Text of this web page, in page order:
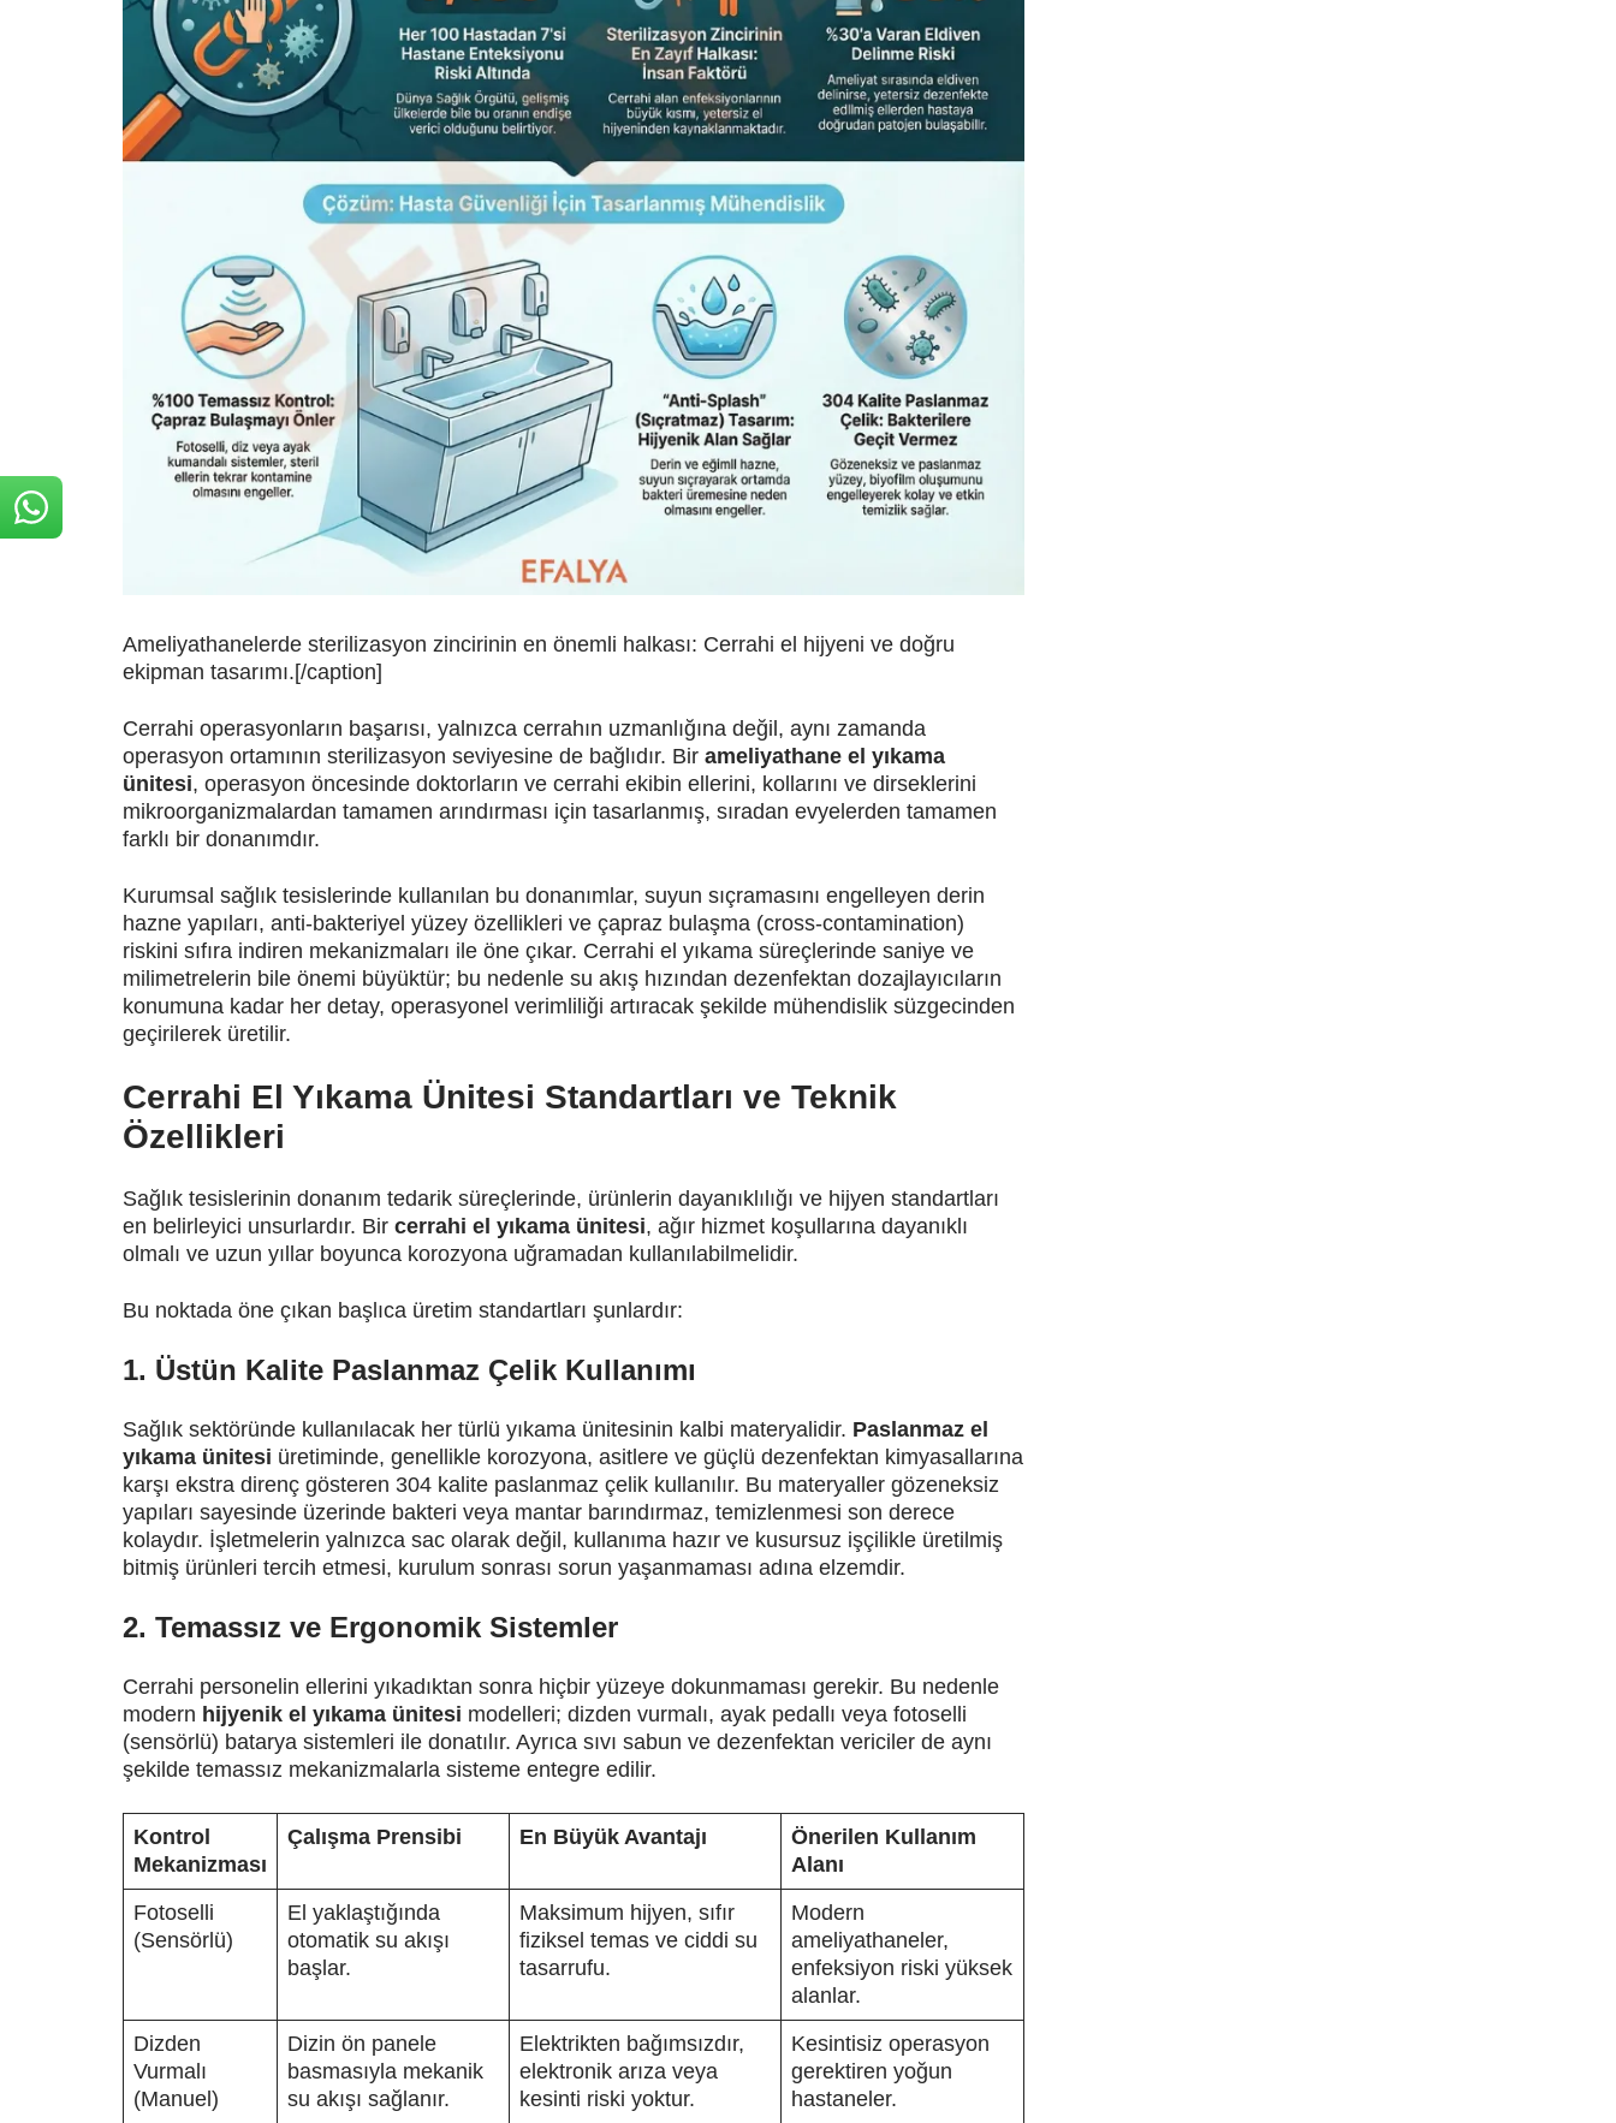
Ameliyathanelerde sterilizasyon zincirinin en önemli halkası: Cerrahi el hijyeni ve doğru
ekipman tasarımı.[/caption]
Cerrahi operasyonların başarısı, yalnızca cerrahın uzmanlığına değil, aynı zamanda
operasyon ortamının sterilizasyon seviyesine de bağlıdır. Bir ameliyathane el yıkama
ünitesi, operasyon öncesinde doktorların ve cerrahi ekibin ellerini, kollarını ve dirseklerini
mikroorganizmalardan tamamen arındırması için tasarlanmış, sıradan evyelerden tamamen
farklı bir donanımdır.
Kurumsal sağlık tesislerinde kullanılan bu donanımlar, suyun sıçramasını engelleyen derin
hazne yapıları, anti-bakteriyel yüzey özellikleri ve çapraz bulaşma (cross-contamination)
riskini sıfıra indiren mekanizmaları ile öne çıkar. Cerrahi el yıkama süreçlerinde saniye ve
milimetrelerin bile önemi büyüktür; bu nedenle su akış hızından dezenfektan dozajlayıcıların
konumuna kadar her detay, operasyonel verimliliği artıracak şekilde mühendislik süzgecinden
geçirilerek üretilir.
Cerrahi El Yıkama Ünitesi Standartları ve Teknik
Özellikleri
Sağlık tesislerinin donanım tedarik süreçlerinde, ürünlerin dayanıklılığı ve hijyen standartları
en belirleyici unsurlardır. Bir cerrahi el yıkama ünitesi, ağır hizmet koşullarına dayanıklı
olmalı ve uzun yıllar boyunca korozyona uğramadan kullanılabilmelidir.
Bu noktada öne çıkan başlıca üretim standartları şunlardır:
1. Üstün Kalite Paslanmaz Çelik Kullanımı
Sağlık sektöründe kullanılacak her türlü yıkama ünitesinin kalbi materyalidir. Paslanmaz el
yıkama ünitesi üretiminde, genellikle korozyona, asitlere ve güçlü dezenfektan kimyasallarına
karşı ekstra direnç gösteren 304 kalite paslanmaz çelik kullanılır. Bu materyaller gözeneksiz
yapıları sayesinde üzerinde bakteri veya mantar barındırmaz, temizlenmesi son derece
kolaydır. İşletmelerin yalnızca sac olarak değil, kullanıma hazır ve kusursuz işçilikle üretilmiş
bitmiş ürünleri tercih etmesi, kurulum sonrası sorun yaşanmaması adına elzemdir.
2. Temassız ve Ergonomik Sistemler
Cerrahi personelin ellerini yıkadıktan sonra hiçbir yüzeye dokunmaması gerekir. Bu nedenle
modern hijyenik el yıkama ünitesi modelleri; dizden vurmalı, ayak pedallı veya fotoselli
(sensörlü) batarya sistemleri ile donatılır. Ayrıca sıvı sabun ve dezenfektan vericiler de aynı
şekilde temassız mekanizmalarla sisteme entegre edilir.
Kontrol
Mekanizması
Çalışma Prensibi En Büyük Avantajı
Önerilen Kullanım
Alanı
Fotoselli
(Sensörlü)
El yaklaştığında
otomatik su akışı
başlar.
Maksimum hijyen, sıfır
fiziksel temas ve ciddi su
tasarrufu.
Modern
ameliyathaneler,
enfeksiyon riski yüksek
alanlar.
Dizden
Vurmalı
(Manuel)
Dizin ön panele
basmasıyla mekanik
su akışı sağlanır.
Elektrikten bağımsızdır,
elektronik arıza veya
kesinti riski yoktur.
Kesintisiz operasyon
gerektiren yoğun
hastaneler.